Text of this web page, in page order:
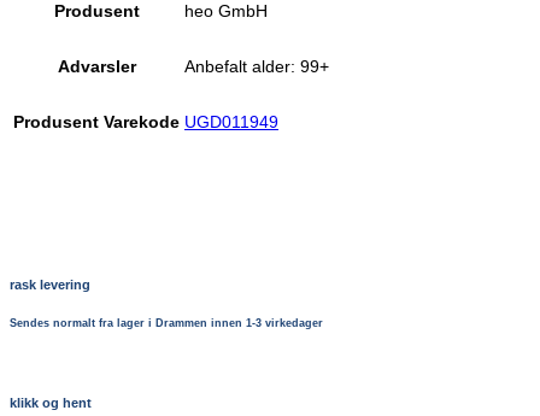
Produsent heo GmbH
Advarsler Anbefalt alder: 99+
Produsent Varekode UGD011949
rask levering
Sendes normalt fra lager i Drammen innen 1-3 virkedager
klikk og hent